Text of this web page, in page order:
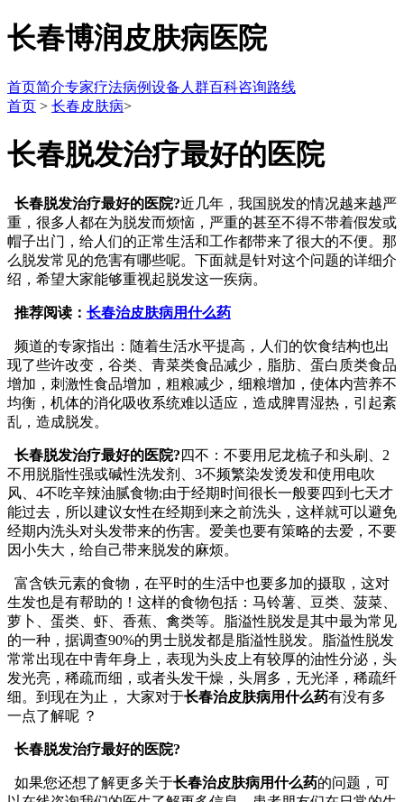
长春博润皮肤病医院
首页简介专家疗法病例设备 人群百科咨询路线
首页 > 长春皮肤病>
长春脱发治疗最好的医院
长春脱发治疗最好的医院?近几年，我国脱发的情况越来越严
重，很多人都在为脱发而烦恼，严重的甚至不得不带着假发或
帽子出门，给人们的正常生活和工作都带来了很大的不便。那
么脱发常见的危害有哪些呢。下面就是针对这个问题的详细介
绍，希望大家能够重视起脱发这一疾病。
推荐阅读： 长春治皮肤病用什么药
频道的专家指出：随着生活水平提高，人们的饮食结构也出
现了些许改变，谷类、青菜类食品减少，脂肪、蛋白质类食品
增加，刺激性食品增加，粗粮减少，细粮增加，使体内营养不
均衡，机体的消化吸收系统难以适应，造成脾胃湿热，引起紊
乱，造成脱发。
长春脱发治疗最好的医院? 四不：不要用尼龙梳子和头刷、2
不用脱脂性强或碱性洗发剂、3不频繁染发烫发和使用电吹
风、4不吃辛辣油腻食物;由于经期时间很长一般要四到七天才
能过去，所以建议女性在经期到来之前洗头，这样就可以避免
经期内洗头对头发带来的伤害。爱美也要有策略的去爱，不要
因小失大，给自己带来脱发的麻烦。
富含铁元素的食物，在平时的生活中也要多加的摄取，这对
生发也是有帮助的！这样的食物包括：马铃薯、豆类、菠菜、
萝卜、蛋类、虾、香蕉、禽类等。脂溢性脱发是其中最为常见
的一种，据调查90%的男士脱发都是脂溢性脱发。脂溢性脱发
常常出现在中青年身上，表现为头皮上有较厚的油性分泌，头
发光亮，稀疏而细，或者头发干燥，头屑多，无光泽，稀疏纤
细。到现在为止， 大家对于长春治皮肤病用什么药有没有多
一点了解呢 ？
长春脱发治疗最好的医院?
如果您还想了解更多关于长春治皮肤病用什么药的问题，可